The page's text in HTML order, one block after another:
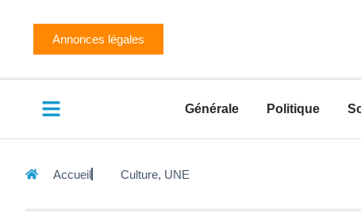
Annonces légales
Générale Politique
Accueil Culture, UNE